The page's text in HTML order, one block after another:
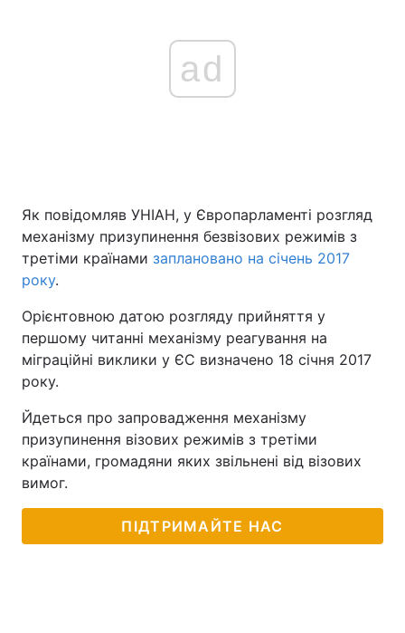
ad
Як повідомляв УНІАН, у Європарламенті розгляд
механізму призупинення безвізових режимів з
третіми країнами заплановано на січень 2017
року.
Орієнтовною датою розгляду прийняття у
першому читанні механізму реагування на
міграційні виклики у ЄС визначено 18 січня 2017
року.
Йдеться про запровадження механізму
призупинення візових режимів з третіми
країнами, громадяни яких звільнені від візових
вимог.
ПІДТРИМАЙТЕ НАС